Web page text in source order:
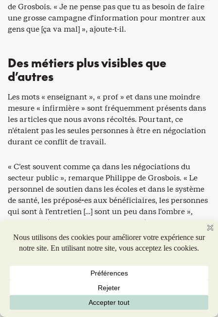
de Grosbois. « Je ne pense pas que tu as besoin de faire
une grosse campagne d’information pour montrer aux
gens que [ça va mal] », ajoute-t-il.
Des métiers plus visibles que
d’autres
Les mots « enseignant », « prof » et dans une moindre
mesure « infirmière » sont fréquemment présents dans
les articles que nous avons récoltés. Pourtant, ce
n’étaient pas les seules personnes à être en négociation
durant ce conflit de travail.
« C’est souvent comme ça dans les négociations du
secteur public », remarque Philippe de Grosbois. « Le
personnel de soutien dans les écoles et dans le système
de santé, les préposé·es aux bénéficiaires, les personnes
qui sont à l’entretien […] sont un peu dans l’ombre »,
note-t-il. Même dans un contexte de négociations et de
moyens de pression, ce sont « des gens qui ont de la
difficulté à aller chercher un certain intérêt de la part
Pour le sociologue, cela pose des questions au
mouvement syndical : comment donner davantage de
visibilité à des métiers importants, mais moins présents